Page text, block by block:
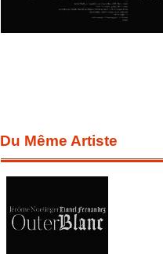
Du Même Artiste